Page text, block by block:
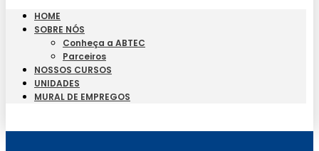
HOME
SOBRE NÓS
Conheça a ABTEC
Parceiros
NOSSOS CURSOS
UNIDADES
MURAL DE EMPREGOS